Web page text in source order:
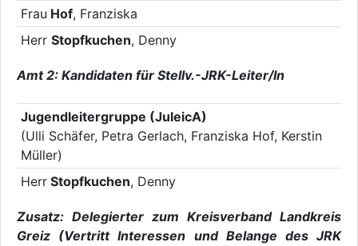
Frau Hof, Franziska
Herr Stopfkuchen, Denny
Amt 2: Kandidaten für Stellv.-JRK-Leiter/In
Jugendleitergruppe (JuleicA)
(Ulli Schäfer, Petra Gerlach, Franziska Hof, Kerstin
Müller)
HerrStopfkuchen, Denny
Zusatz: Delegierter zum Kreisverband Landkreis
Greiz (Vertritt Interessen und Belange des JRK